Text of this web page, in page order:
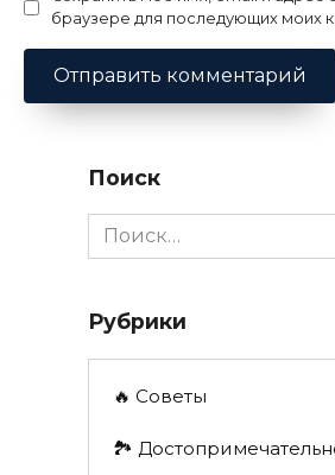
браузере для последующих моих
Поиск
Search
for:
Рубрики
🔥 Советы
🏞️